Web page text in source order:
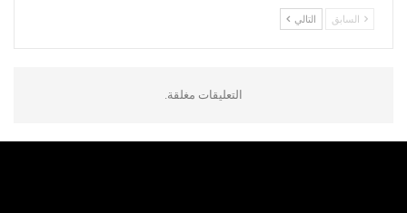
السابق التالي
التعليقات مغلقة.